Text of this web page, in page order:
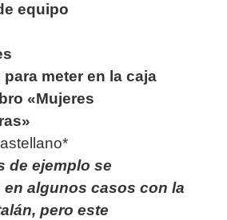
equipo
para meter en la caja
«Mujeres
de ejemplo se
algunos casos con la
pero este